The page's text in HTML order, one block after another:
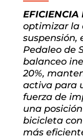
EFICIENCIA
optimizar la
suspensión,
Pedaleo de
balanceo
20%,
activa para
fuerza de
una
bicicleta
más